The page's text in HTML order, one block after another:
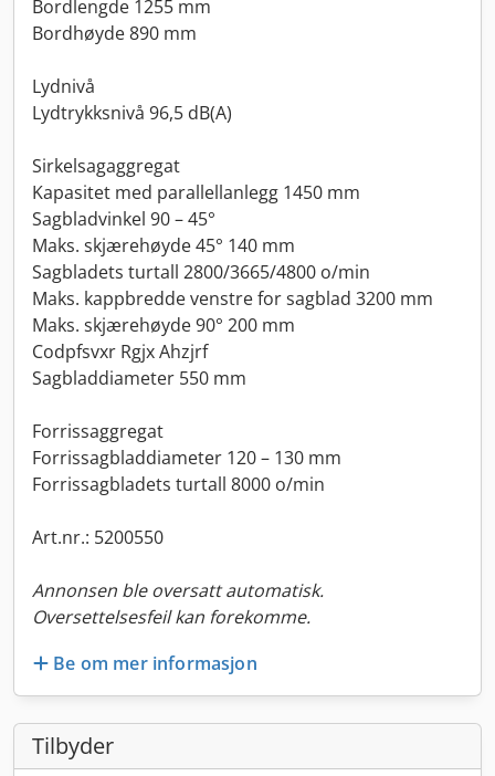
Bordlengde 1255 mm
Bordhøyde 890 mm
Lydnivå
Lydtrykksnivå 96,5 dB(A)
Sirkelsagaggregat
Kapasitet med parallellanlegg 1450 mm
Sagbladvinkel 90 – 45°
Maks. skjærehøyde 45° 140 mm
Sagbladets turtall 2800/3665/4800 o/min
Maks. kappbredde venstre for sagblad 3200 mm
Maks. skjærehøyde 90° 200 mm
Codpfsvxr Rgjx Ahzjrf
Sagbladdiameter 550 mm
Forrissaggregat
Forrissagbladdiameter 120 – 130 mm
Forrissagbladets turtall 8000 o/min
Art.nr.: 5200550
Annonsen ble oversatt automatisk.
Oversettelsesfeil kan forekomme.
Be om mer informasjon
Tilbyder